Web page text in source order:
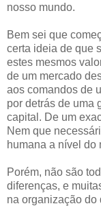
nosso mundo.
Bem sei que
certa ideia de que
estes mesmos
de um mercado
aos comandos de
por detrás de uma
capital. De um
Nem que
humana a nível do
Porém, não são
diferenças, e
na organização do